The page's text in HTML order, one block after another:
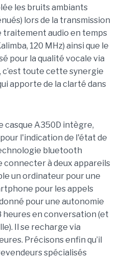
les bruits ambiants
lors de la transmission
traitement audio en temps
120 MHz) ainsi que le
pour la qualité vocale via
c’est toute cette synergie
apporte de la clarté dans
casque A350D intègre,
l'indication de l'état de
bluetooth
connecter à deux appareils
un ordinateur pour une
pour les appels
pour une autonomie
heures en conversation (et
Il se recharge via
Précisons enfin qu’il
spécialisés